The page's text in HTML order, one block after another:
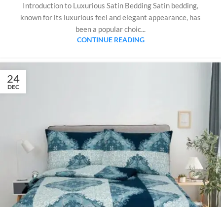
Introduction to Luxurious Satin Bedding Satin bedding,
known for its luxurious feel and elegant appearance, has
been a popular choic...
CONTINUE READING
24
DEC